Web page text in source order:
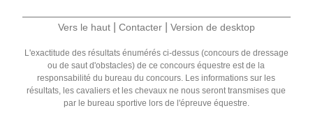
Vers le haut Contacter Version de desktop
L'exactitude des résultats énumérés ci-dessus (concours de dressage
ou de saut d'obstacles) de ce concours équestre est de la
responsabilité du bureau du concours. Les informations sur les
résultats, les cavaliers et les chevaux ne nous seront transmises que
par le bureau sportive lors de l'épreuve équestre.